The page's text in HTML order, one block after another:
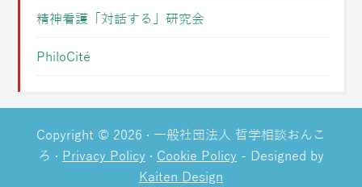
精神看護「対話する」研究会
PhiloCité
Copyright © 2026 · 一般社団法人 哲学相談おんこ
ろ · Privacy Policy · Cookie Policy - Designed by
Kaiten Design